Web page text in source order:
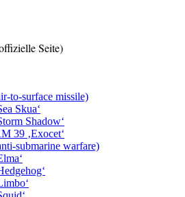
Seite)
to-surface missile)
Skua‘
Shadow‘
39 ‚Exocet‘
submarine warfare)